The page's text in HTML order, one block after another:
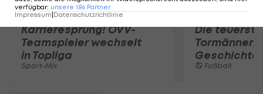
Karrieresprung! ÖVV-
Teamspieler wechselt
in Topliga
Sport-Mix
Die
Tormänner
Geschichte
Fußball
verfügbar: unsere 186 Partner
Impressum Datenschutzrichtlinie